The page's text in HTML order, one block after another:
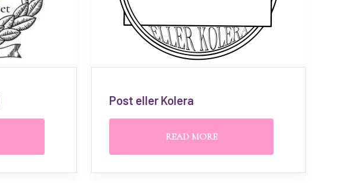
Post eller Kolera
READ MORE